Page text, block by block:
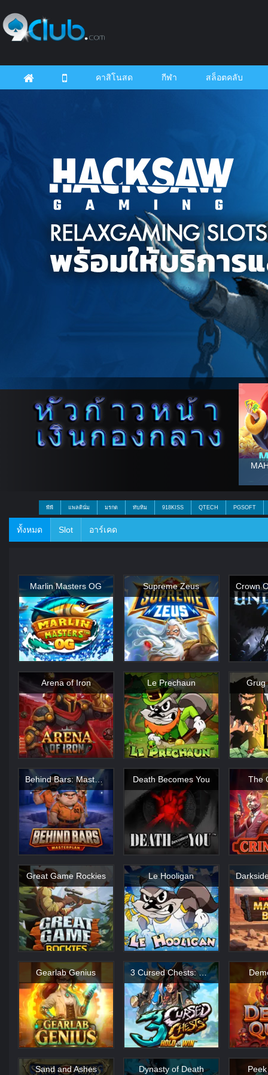
คาสิโนสด กีฬา สล็อตคลับ
พีพี แพลตินั่ม มรกต ทับทิม 918KISS QTECH PGSOFT
ทั้งหมด Slot อาร์เคด
Marlin Masters OG Supreme Zeus
Arena of Iron Le Prechaun Grug
Behind Bars: Masterplan Death Becomes You The
Great Game Rockies Le Hooligan
Gearlab Genius 3 Cursed Chests: Hold & Win
Sand and Ashes Dynasty of Death